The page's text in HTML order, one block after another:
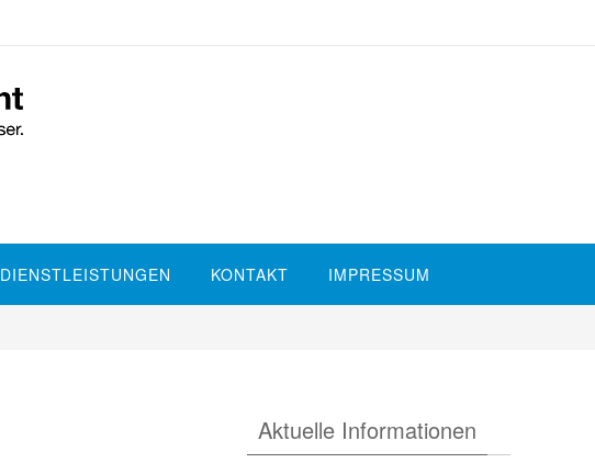
DIENSTLEISTUNGEN KONTAKT IMPRESSUM
Aktuelle Informationen